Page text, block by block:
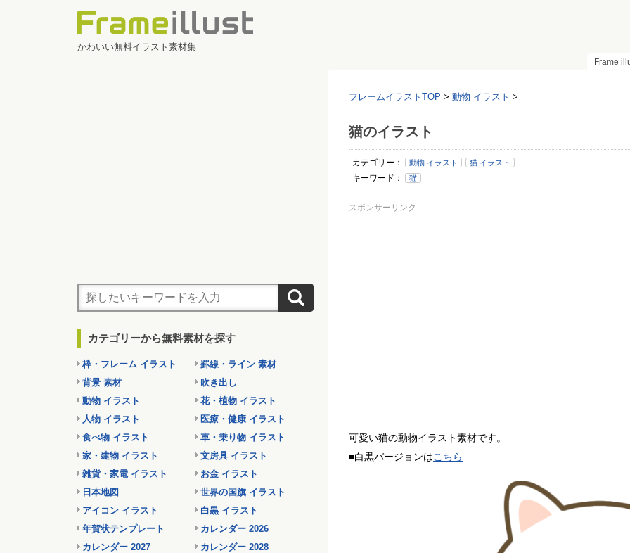
かわいい無料イラスト素材集
Frame
フレームイラストTOP > 動物 イラスト >
猫のイラスト
カテゴリー： 動物 イラスト 猫 イラスト
キーワード： 猫
スポンサーリンク
可愛い猫の動物イラスト素材です。
■白黒バージョンはこちら
カテゴリーから無料素材を探す
枠・フレーム イラスト
罫線・ライン 素材
背景 素材
吹き出し
動物 イラスト
花・植物 イラスト
人物 イラスト
医療・健康 イラスト
食べ物 イラスト
車・乗り物 イラスト
家・建物 イラスト
文房具 イラスト
雑貨・家電 イラスト
お金 イラスト
日本地図
世界の国旗 イラスト
アイコン イラスト
白黒 イラスト
年賀状テンプレート
カレンダー 2026
カレンダー 2027
カレンダー 2028